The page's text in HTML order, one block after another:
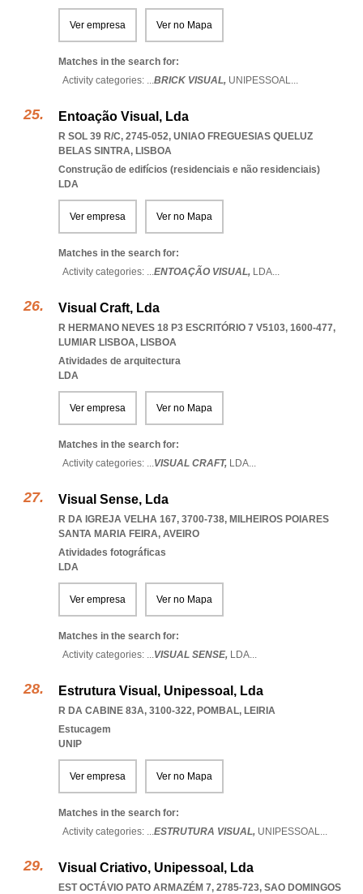
Ver empresa Ver no Mapa
Matches in the search for:
Activity categories: ...BRICK VISUAL, UNIPESSOAL...
Entoação Visual, Lda
R SOL 39 R/C, 2745-052, UNIAO FREGUESIAS QUELUZ
BELAS SINTRA, LISBOA
Construção de edifícios (residenciais e não residenciais)
LDA
Ver empresa Ver no Mapa
Matches in the search for:
Activity categories: ...ENTOAÇÃO VISUAL, LDA...
Visual Craft, Lda
R HERMANO NEVES 18 P3 ESCRITÓRIO 7 V5103, 1600-477,
LUMIAR LISBOA, LISBOA
Atividades de arquitectura
LDA
Ver empresa Ver no Mapa
Matches in the search for:
Activity categories: ...VISUAL CRAFT, LDA...
Visual Sense, Lda
R DA IGREJA VELHA 167, 3700-738, MILHEIROS POIARES
SANTA MARIA FEIRA, AVEIRO
Atividades fotográficas
LDA
Ver empresa Ver no Mapa
Matches in the search for:
Activity categories: ...VISUAL SENSE, LDA...
Estrutura Visual, Unipessoal, Lda
R DA CABINE 83A, 3100-322, POMBAL, LEIRIA
Estucagem
UNIP
Ver empresa Ver no Mapa
Matches in the search for:
Activity categories: ...ESTRUTURA VISUAL, UNIPESSOAL...
Visual Criativo, Unipessoal, Lda
EST OCTÁVIO PATO ARMAZÉM 7, 2785-723, SAO DOMINGOS